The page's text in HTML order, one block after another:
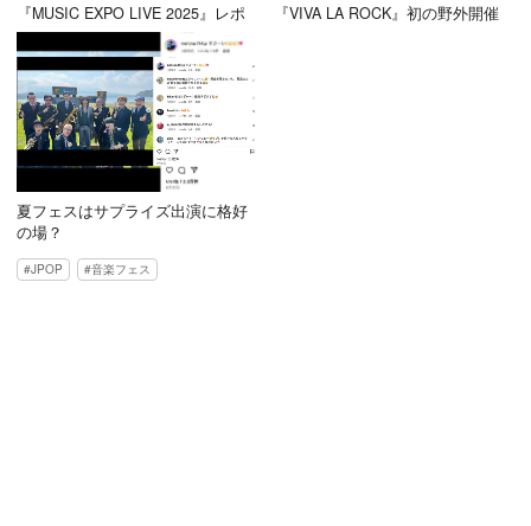
『MUSIC EXPO LIVE 2025』レポ 『VIVA LA ROCK』初の野外開催
夏フェスはサプライズ出演に格好
の場？
JPOP 音楽フェス